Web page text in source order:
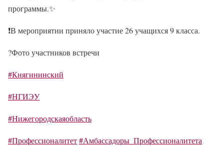
программы.✨
❗В мероприятии приняло участие 26 учащихся 9 класса.
?Фото участников встречи
#Княгининский
#НГИЭУ
#Нижегородскаяобласть
#Профессионалитет#Амбассадоры_Профессионалитета